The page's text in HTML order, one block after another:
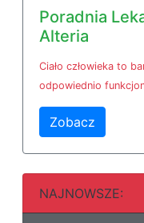
Poradnia
Alteria
Ciało człowieka to
odpowiednio
Zobacz
NAJNOWSZE: